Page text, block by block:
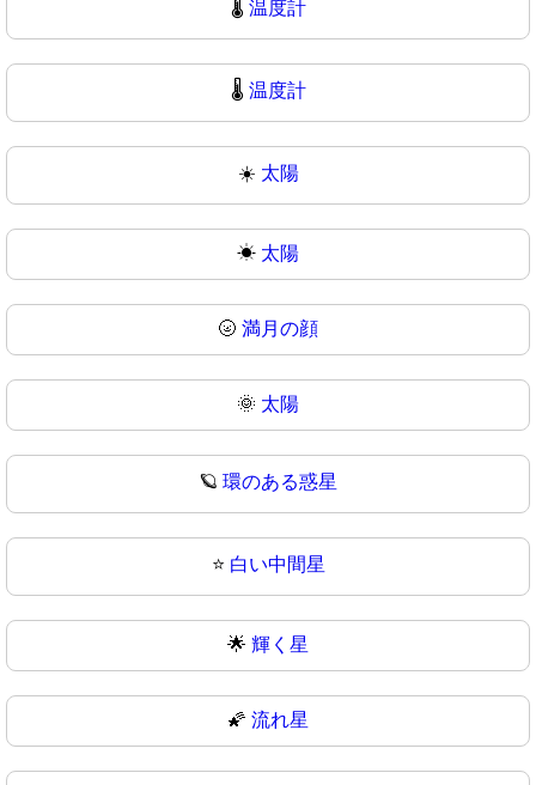
🌡️ 温度計
🌡 温度計
☀️ 太陽
☀ 太陽
🌝 満月の顔
🌞 太陽
🪐 環のある惑星
⭐ 白い中間星
🌟 輝く星
🌠 流れ星